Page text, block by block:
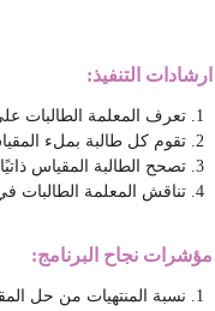
ارشادات التنفيذ:
مؤشرات نجاح البرنامج: